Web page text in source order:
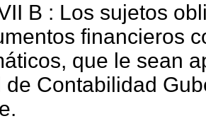
B : Los sujetos
financieros
que le sean
de Contabilidad